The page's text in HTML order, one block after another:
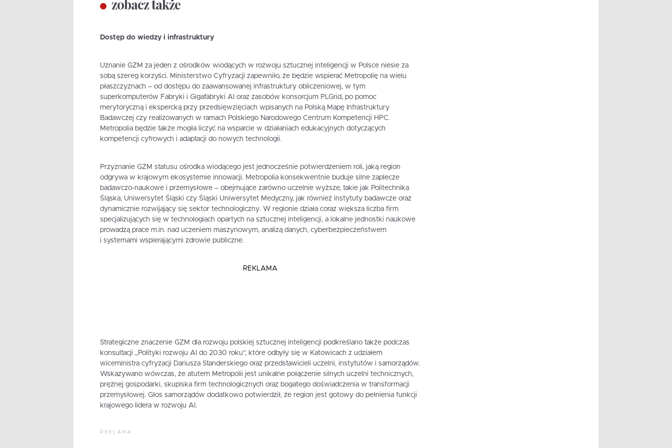
zobacz także
Dostęp do wiedzy i infrastruktury
Uznanie GZM za jeden z ośrodków wiodących w rozwoju sztucznej inteligencji w Polsce niesie za
sobą szereg korzyści. Ministerstwo Cyfryzacji zapewniło, że będzie wspierać Metropolię na wielu
płaszczyznach – od dostępu do zaawansowanej infrastruktury obliczeniowej, w tym
superkomputerów Fabryki i Gigafabryki AI oraz zasobów konsorcjum PLGrid, po pomoc
merytoryczną i ekspercką przy przedsięwzięciach wpisanych na Polską Mapę Infrastruktury
Badawczej czy realizowanych w ramach Polskiego Narodowego Centrum Kompetencji HPC.
Metropolia będzie także mogła liczyć na wsparcie w działaniach edukacyjnych dotyczących
kompetencji cyfrowych i adaptacji do nowych technologii.
Przyznanie GZM statusu ośrodka wiodącego jest jednocześnie potwierdzeniem roli, jaką region
odgrywa w krajowym ekosystemie innowacji. Metropolia konsekwentnie buduje silne zaplecze
badawczo-naukowe i przemysłowe – obejmujące zarówno uczelnie wyższe, takie jak Politechnika
Śląska, Uniwersytet Śląski czy Śląski Uniwersytet Medyczny, jak również instytuty badawcze oraz
dynamicznie rozwijający się sektor technologiczny. W regionie działa coraz większa liczba firm
specjalizujących się w technologiach opartych na sztucznej inteligencji, a lokalne jednostki naukowe
prowadzą prace m.in. nad uczeniem maszynowym, analizą danych, cyberbezpieczeństwem
i systemami wspierającymi zdrowie publiczne.
REKLAMA
Strategiczne znaczenie GZM dla rozwoju polskiej sztucznej inteligencji podkreślano także podczas
konsultacji „Polityki rozwoju AI do 2030 roku”, które odbyły się w Katowicach z udziałem
wiceministra cyfryzacji Dariusza Standerskiego oraz przedstawicieli uczelni, instytutów i samorządów.
Wskazywano wówczas, że atutem Metropolii jest unikalne połączenie silnych uczelni technicznych,
prężnej gospodarki, skupiska firm technologicznych oraz bogatego doświadczenia w transformacji
przemysłowej. Głos samorządów dodatkowo potwierdził, że region jest gotowy do pełnienia funkcji
krajowego lidera w rozwoju AI.
REKLAMA